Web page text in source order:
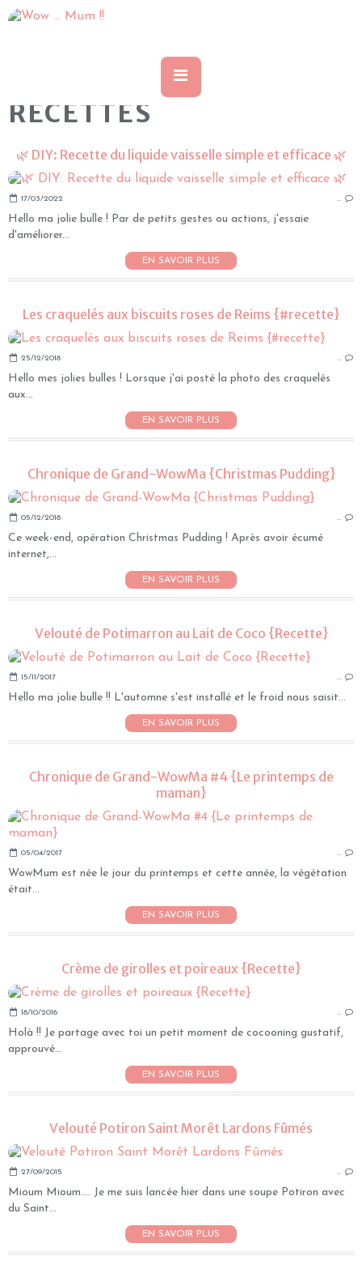
RECETTES
🌿 DIY: Recette du liquide vaisselle simple et efficace 🌿
17/03/2022 …
Hello ma jolie bulle ! Par de petits gestes ou actions, j'essaie
d'améliorer...
EN SAVOIR PLUS
Les craquelés aux biscuits roses de Reims {#recette}
25/12/2018 …
Hello mes jolies bulles ! Lorsque j'ai posté la photo des craquelés
aux...
EN SAVOIR PLUS
Chronique de Grand-WowMa {Christmas Pudding}
05/12/2018 …
Ce week-end, opération Christmas Pudding ! Après avoir écumé
internet,...
EN SAVOIR PLUS
Velouté de Potimarron au Lait de Coco {Recette}
15/11/2017 …
Hello ma jolie bulle !! L'automne s'est installé et le froid nous saisit...
EN SAVOIR PLUS
Chronique de Grand-WowMa #4 {Le printemps de
maman}
05/04/2017 …
WowMum est née le jour du printemps et cette année, la végétation
était...
EN SAVOIR PLUS
Crème de girolles et poireaux {Recette}
18/10/2016 …
Holà !! Je partage avec toi un petit moment de cocooning gustatif,
approuvé...
EN SAVOIR PLUS
Velouté Potiron Saint Morêt Lardons Fûmés
27/09/2015 …
Mioum Mioum.... Je me suis lancée hier dans une soupe Potiron avec
du Saint...
EN SAVOIR PLUS